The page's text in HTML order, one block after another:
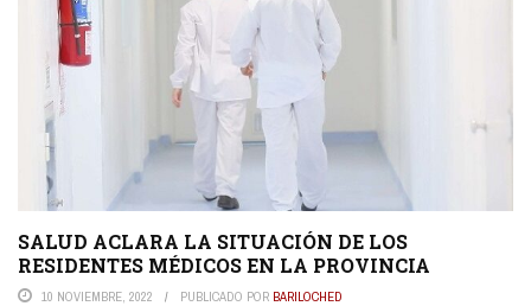
SALUD ACLARA LA SITUACIÓN DE LOS
RESIDENTES MÉDICOS EN LA PROVINCIA
10 NOVIEMBRE, 2022 PUBLICADO POR BARILOCHED